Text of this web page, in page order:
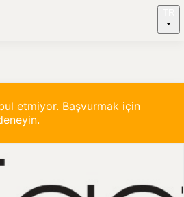
etmiyor. Başvurmak için